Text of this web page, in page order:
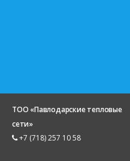
ТОО «Павлодарские тепловые
сети»
+7 (718) 257 10 58